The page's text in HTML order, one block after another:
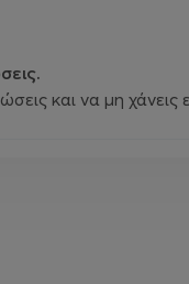
και να μη χάνεις